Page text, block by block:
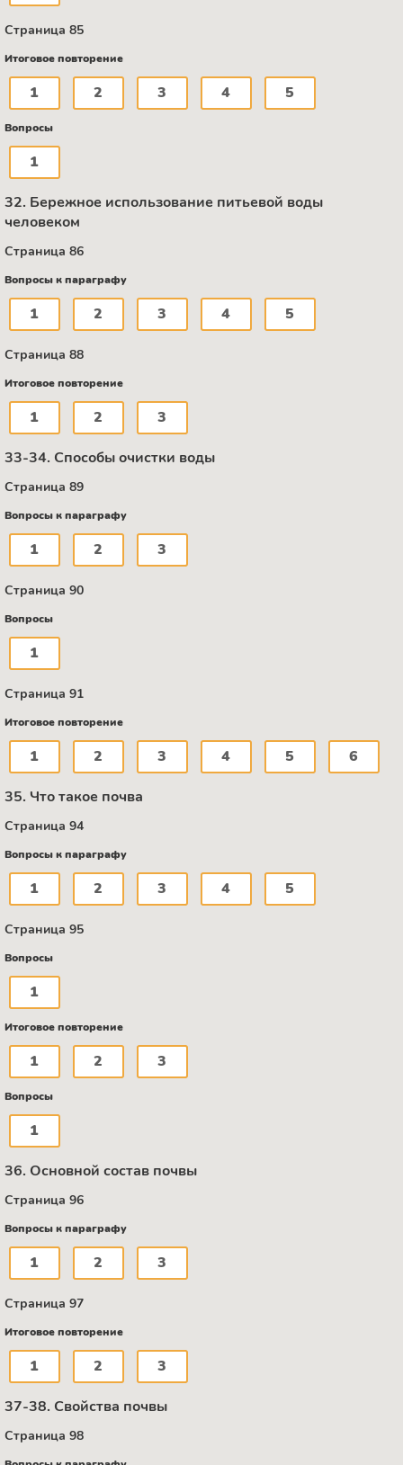
Страница 85
Итоговое повторение
1 2 3 4 5
Вопросы
1
32. Бережное использование питьевой воды
человеком
Страница 86
Вопросы к параграфу
1 2 3 4 5
Страница 88
Итоговое повторение
1 2 3
33-34. Способы очистки воды
Страница 89
Вопросы к параграфу
1 2 3
Страница 90
Вопросы
1
Страница 91
Итоговое повторение
1 2 3 4 5 6
35. Что такое почва
Страница 94
Вопросы к параграфу
1 2 3 4 5
Страница 95
Вопросы
1
Итоговое повторение
1 2 3
Вопросы
1
36. Основной состав почвы
Страница 96
Вопросы к параграфу
1 2 3
Страница 97
Итоговое повторение
1 2 3
37-38. Свойства почвы
Страница 98